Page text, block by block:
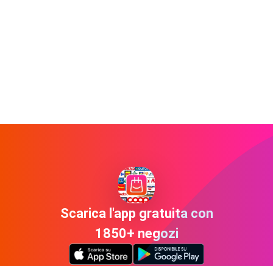
Scarica l'app gratuita con
1850+ negozi